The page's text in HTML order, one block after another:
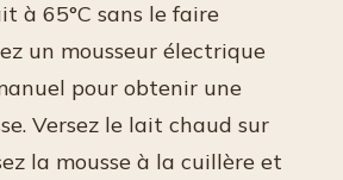
à 65°C sans le faire
un mousseur électrique
pour obtenir une
Versez le lait chaud sur
la mousse à la cuillère et